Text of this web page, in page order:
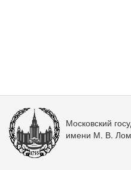
Московский
имени М. В.